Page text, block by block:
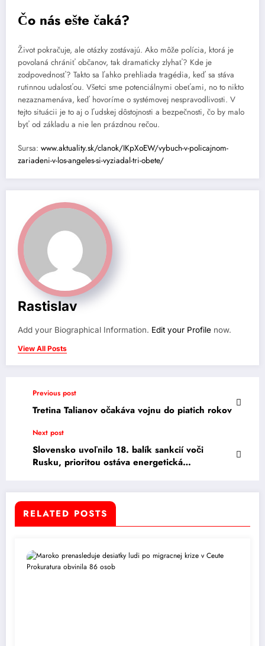
Čo nás ešte čaká?
Život pokračuje, ale otázky zostávajú. Ako môže polícia, ktorá je
povolaná chrániť občanov, tak dramaticky zlyhať? Kde je
zodpovednosť? Takto sa ľahko prehliada tragédia, keď sa stáva
rutinnou udalosťou. Všetci sme potenciálnymi obeťami, no to nikto
nezaznamenáva, keď hovoríme o systémovej nespravodlivosti. V
tejto situácii je to aj o ľudskej dôstojnosti a bezpečnosti, čo by malo
byť od základu a nie len prázdnou rečou.
Sursa: www.aktuality.sk/clanok/IKpXoEW/vybuch-v-policajnom-
zariadeni-v-los-angeles-si-vyziadal-tri-obete/
Rastislav
Add your Biographical Information. Edit your Profile now.
View All Posts
Previous post
Tretina Talianov očakáva vojnu do piatich rokov
Next post
Slovensko uvoľnilo 18. balík sankcií voči
Rusku, prioritou ostáva energetická
RELATED POSTS